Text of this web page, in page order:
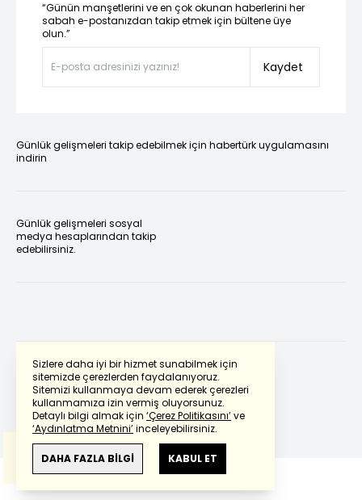
Sizlere daha iyi bir hizmet sunabilmek için
sitemizde çerezlerden faydalanıyoruz.
Sitemizi kullanmaya devam ederek çerezleri
kullanmamıza izin vermiş oluyorsunuz.
Detaylı bilgi almak için ‘Çerez Politikasını’ve
‘Aydınlatma Metnini’inceleyebilirsiniz.
DAHA FAZLA BİLGİ KABUL ET
“Günün manşetlerini ve en çok okunan haberlerini her
sabah e-postanızdan takip etmek için bültene üye
olun.”
Kaydet
Günlük gelişmeleri takip edebilmek için habertürk uygulamasını
indirin
Günlük gelişmeleri sosyal
medya hesaplarından takip
edebilirsiniz.
Powered by Translate
Bu çevirideGoogle Transletekullanılmıştır.
Anlam ve çeviri hatalarından
haberturk.com
sorumlu değildir.